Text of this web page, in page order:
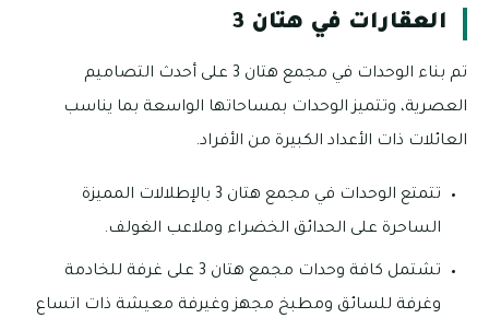
العقارات في هتان 3
تم بناء الوحدات في مجمع هتان 3 على أحدث التصاميم
العصرية، وتتميز الوحدات بمساحاتها الواسعة بما يناسب
العائلات ذات الأعداد الكبيرة من الأفراد.
تتمتع الوحدات في مجمع هتان 3 بالإطلالات المميزة
الساحرة على الحدائق الخضراء وملاعب الغولف.
تشتمل كافة وحدات مجمع هتان 3 على غرفة للخادمة
وغرفة للسائق ومطبخ مجهز وغيرفة معيشة ذات اتساع